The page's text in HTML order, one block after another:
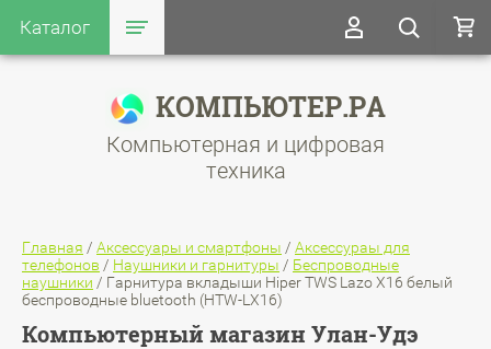
Каталог
КОМПЬЮТЕР.РА
Компьютерная и цифровая
техника
Главная / Аксессуары и смартфоны / Аксессураы для
телефонов / Наушники и гарнитуры / Беспроводные
наушники / Гарнитура вкладыши Hiper TWS Lazo X16 белый
беспроводные bluetooth (HTW-LX16)
Компьютерный магазин Улан-Удэ